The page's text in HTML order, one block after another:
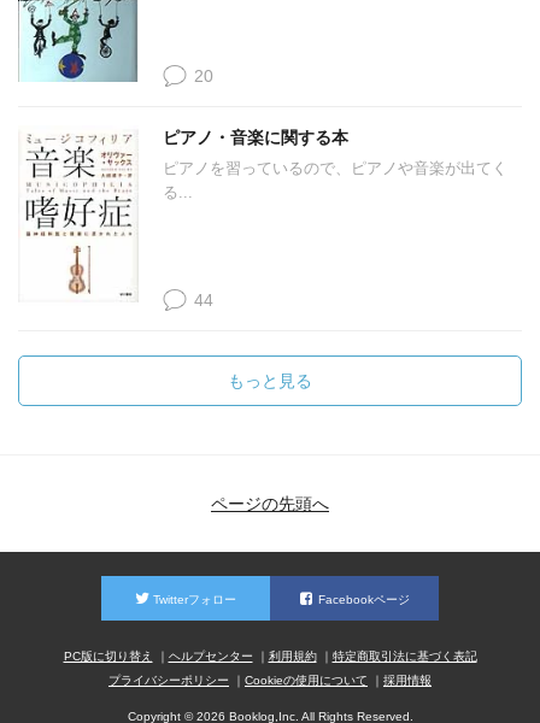
20
ピアノ・音楽に関する本
ピアノを習っているので、ピアノや音楽が出てく
る...
44
もっと見る
ページの先頭へ
Twitterフォロー Facebookページ
PC版に切り替え ヘルプセンター 利用規約
特定商取引法に基づく表記
プライバシーポリシー
Cookieの使用について 採用情報
Copyright © 2026 Booklog,Inc. All Rights Reserved.